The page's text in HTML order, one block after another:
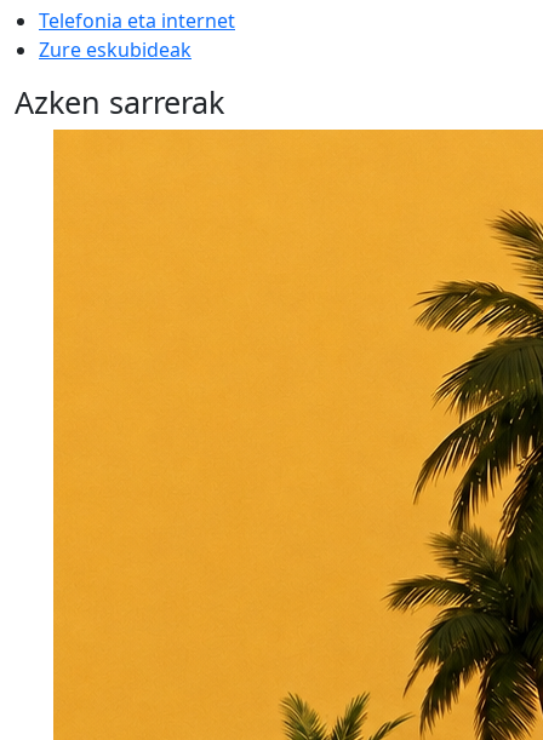
Telefonia eta internet
Zure eskubideak
Azken sarrerak